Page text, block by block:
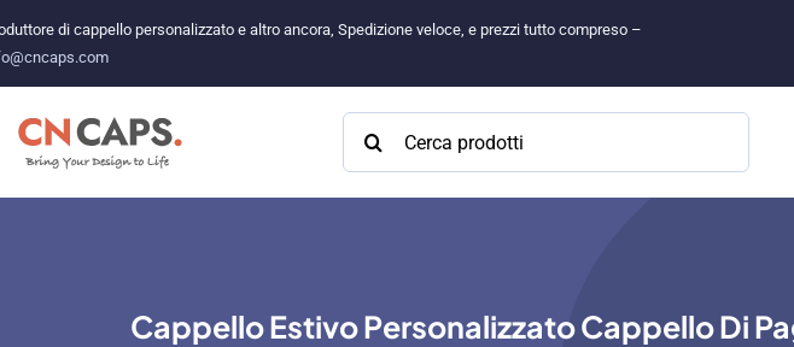
Vai
al
contenuto
di cappello personalizzato e altro ancora, Spedizione veloce, e prezzi tutto compreso –
Cercare:
Cappello Estivo Personalizzato Cappello Di